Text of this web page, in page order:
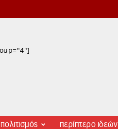
πολιτισμός περίπτερο ιδεών